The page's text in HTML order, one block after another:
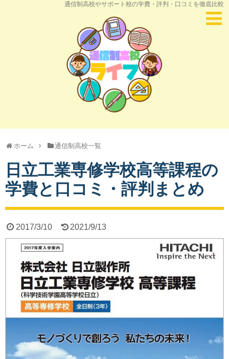
通信制高校やサポート校の学費・評判・口コミを徹底比較
ホーム 通信制高校一覧
日立工業専修学校高等課程の
学費と口コミ・評判まとめ
2017/3/10 2021/9/13